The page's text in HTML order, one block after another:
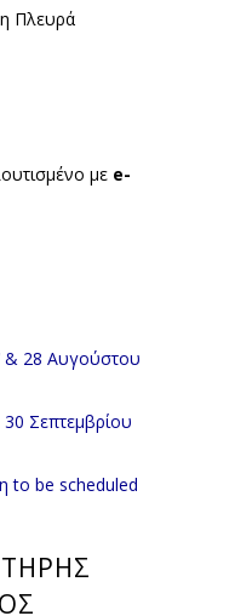
Πλευρά
με e-
& 28 Αυγούστου
Σεπτεμβρίου
to be scheduled